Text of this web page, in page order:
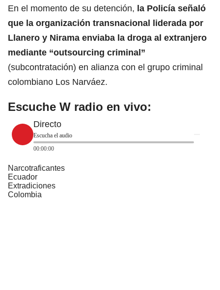
En el momento de su detención, la Policía señaló
que la organización transnacional liderada por
Llanero y Nirama enviaba la droga al extranjero
mediante “outsourcing criminal”
(subcontratación) en alianza con el grupo criminal
colombiano Los Narváez.
Escuche W radio en vivo:
Directo
Escucha el audio
00:00:00
Narcotraficantes
Ecuador
Extradiciones
Colombia